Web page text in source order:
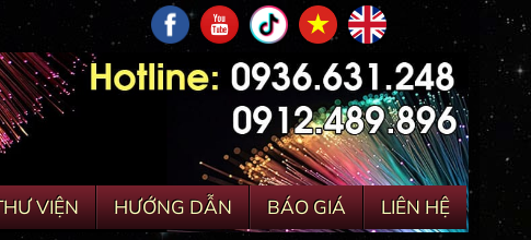
VIỆN HƯỚNG DẪN BÁO GIÁ LIÊN HỆ